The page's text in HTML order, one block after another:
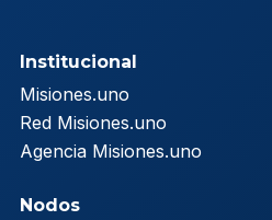
Institucional
Misiones.uno
Red Misiones.uno
Agencia Misiones.uno
Nodos